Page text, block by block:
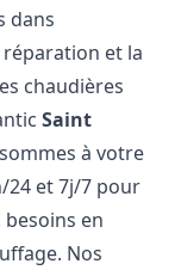
dans
et la
chaudières
Saint
à votre
24 et 7j/7 pour
en
Nos